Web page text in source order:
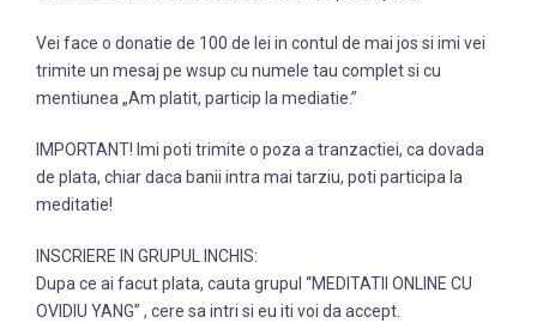
Vei face o donatie de 100 de lei in contul de mai jos si imi vei
trimite un mesaj pe wsup cu numele tau complet si cu
mentiunea „Am platit, particip la mediatie.”
IMPORTANT! Imi poti trimite o poza a tranzactiei, ca dovada
de plata, chiar daca banii intra mai tarziu, poti participa la
meditatie!
INSCRIERE IN GRUPUL INCHIS:
Dupa ce ai facut plata, cauta grupul “MEDITATII ONLINE CU
OVIDIU YANG” , cere sa intri si eu iti voi da accept.